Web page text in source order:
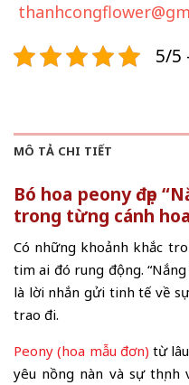
5/5
MÔ TẢ CHI TIẾT
Bó hoa peony đẹp
trong từng cánh hoa
Có những khoảnh khắc
tim ai đó rung động.
là lời nhắn gửi tinh tế về
trao đi.
Peony (hoa mẫu đơn) từ
yêu nồng nàn và sự